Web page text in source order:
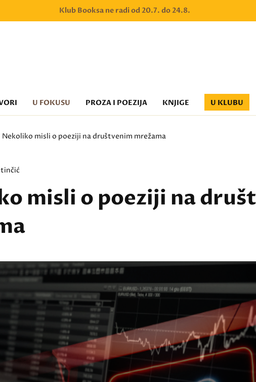
Klub Booksa ne radi od 20.7. do 24.8.
U FOKUSU PROZA I POEZIJA KNJIGE U KLUBU
Nekoliko misli o poeziji na društvenim mrežama
misli o poeziji na